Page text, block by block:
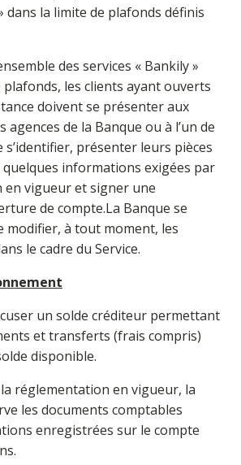
dans la limite de plafonds définis
des services « Bankily »
les clients ayant ouverts
doivent se présenter aux
agences de la Banque ou à l’un de
s’identifier, présenter leurs pièces
informations exigées par
vigueur et signer une
de compte.La Banque se
modifier, à tout moment, les
le cadre du Service.
un solde créditeur permettant
et transferts (frais compris)
disponible.
réglementation en vigueur, la
les documents comptables
enregistrées sur le compte